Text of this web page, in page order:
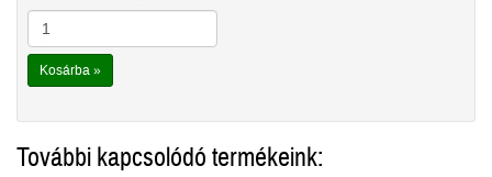
Kosárba »
További kapcsolódó termékeink: